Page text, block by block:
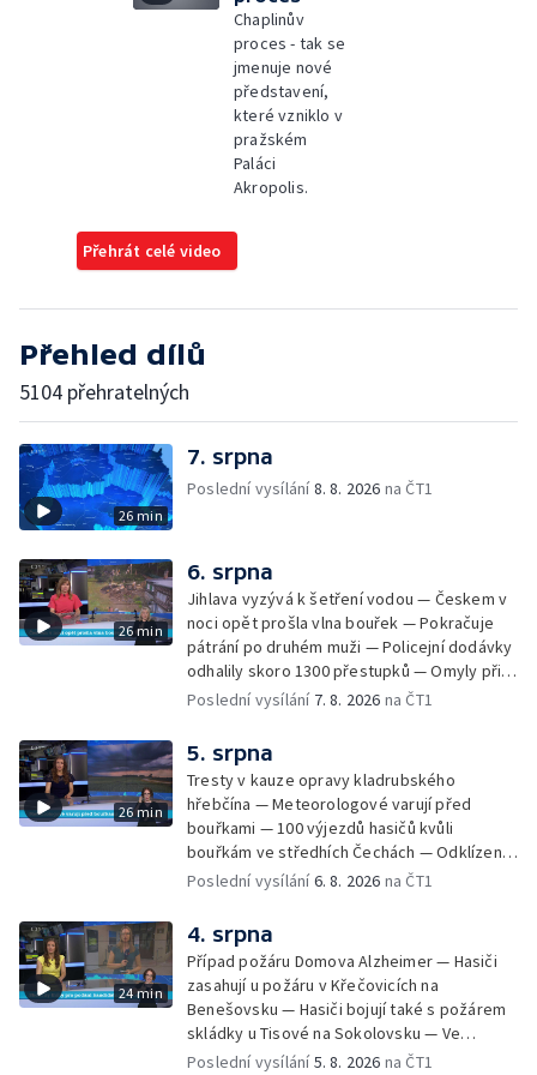
Chaplinův
proces - tak se
jmenuje nové
představení,
které vzniklo v
pražském
Paláci
Akropolis.
Přehrát celé video
Přehled dílů
5104 přehratelných
26 min
7. srpna
Poslední vysílání8. 8. 2026 na ČT1
26 min
6. srpna
Jihlava vyzývá k šetření vodou — Českem v
noci opět prošla vlna bouřek — Pokračuje
pátrání po druhém muži — Policejní dodávky
odhalily skoro 1300 přestupků — Omyly při
nouzovém volání o pomoc — Hradec Králové
rekord v hromadném seskoku parašutistů —
Chovné rybníky na Českolipsku pustoší
vydry — Instalace nové sochy v Mariánských
Lázních — Sedmiletý trest za dotační
podvod s projektem Technologického parku
v Písku — Dětský tábor na Brutal Assault —
Turistická trasa Svatojánské proudy zůstává
— Cestování za pozorováním noční oblohy
Poslední vysílání 7. 8. 2026 na ČT1
26 min
5. srpna
Tresty v kauze opravy kladrubského
hřebčína — Meteorologové varují před
bouřkami — 100 výjezdů hasičů kvůli
bouřkám ve středhích Čechách — Odklízení
škod po bouřkách — Hasiči likvidovali
Václavském náměstí — Necelý kilometr řeky
Otavy u šumavského Annína je téměř bez
vody — Pátrání po dvou mužích na jezeře
Most — Tábor pro děti odsouzených — Tábor
pomáhá dětem orientovat se na trhu práce
— Začal festival Brutal Assault — Cyklysta
spadl v Karlvoych Varech do řeky —
Poslední vysílání6. 8. 2026 na ČT1
24 min
4. srpna
Případ požáru Domova Alzheimer — Hasiči
zasahují u požáru v Křečovicích na
Benešovsku — Hasiči bojují také s požárem
skládky u Tisové na Sokolovsku — Ve
Strážnici na Hodonínsku padl další teplotní
Poslední vysílání5. 8. 2026 na ČT1